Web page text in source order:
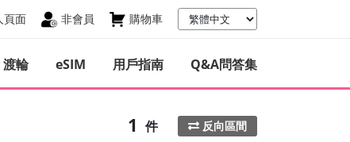
頁面 非會員 購物車
渡輪 eSIM 用戶指南 Q&A問答集
1 件 反向區間